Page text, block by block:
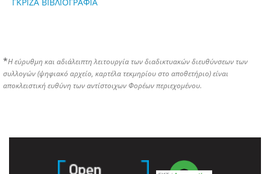
*Η εύρυθμη και αδιάλειπτη λειτουργία των διαδικτυακών διευθύνσεων των
συλλογών (ψηφιακό αρχείο, καρτέλα τεκμηρίου στο αποθετήριο) είναι
αποκλειστική ευθύνη των αντίστοιχων Φορέων περιεχομένου.